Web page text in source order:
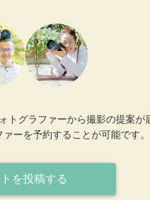
グラファーから撮影の提案が
ーを予約することが可能です。
を投稿する